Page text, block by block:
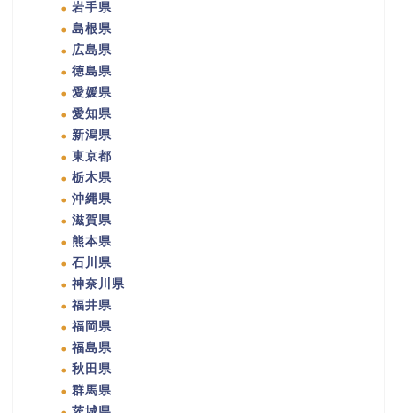
岩手県
島根県
広島県
徳島県
愛媛県
愛知県
新潟県
東京都
栃木県
沖縄県
滋賀県
熊本県
石川県
神奈川県
福井県
福岡県
福島県
秋田県
群馬県